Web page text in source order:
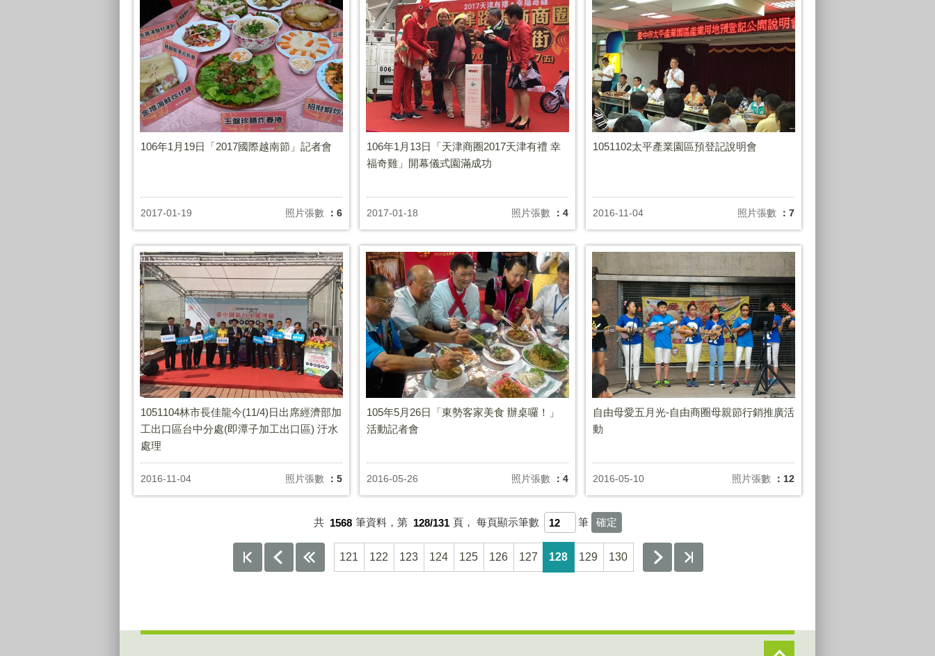
106年1月19日「2017國際越南節」記者會
2017-01-19 照片張數 ：6
106年1月13日「天津商圈2017天津有禮 幸
福奇雞」開幕儀式園滿成功
2017-01-18 照片張數 ：4
1051102太平產業園區預登記說明會
2016-11-04 照片張數 ：7
1051104林市長佳龍今(11/4)日出席經濟部加
工出口區台中分處(即潭子加工出口區) 汙水
處理
2016-11-04 照片張數 ：5
105年5月26日「東勢客家美食 辦桌囉！」
活動記者會
2016-05-26 照片張數 ：4
自由母愛五月光-自由商圈母親節行銷推廣活
動
2016-05-10 照片張數 ：12
共 1568 筆資料，第 128/131 頁， 每頁顯示筆數 筆
121 122 123 124 125 126 127 128 129 130